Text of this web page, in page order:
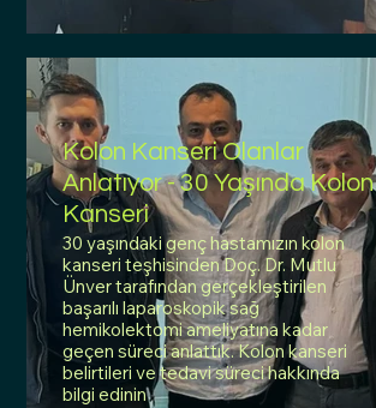
Kolon Kanseri Olanlar
Anlatıyor - 30 Yaşında Kolon
Kanseri
30 yaşındaki genç hastamızın kolon
kanseri teşhisinden Doç. Dr. Mutlu
Ünver tarafından gerçekleştirilen
başarılı laparoskopik sağ
hemikolektomi ameliyatına kadar
geçen süreci anlattık. Kolon kanseri
belirtileri ve tedavi süreci hakkında
bilgi edinin